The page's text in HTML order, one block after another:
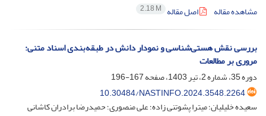
مشاهده مقاله
اصل مقاله 2.18 M
بررسی نقش هستی‌شناسی و نمودار دانش در طبقه‌بندی اسناد متنی:
مروری بر مطالعات
دوره 35، شماره 2، تیر 1403، صفحه
167-196
10.30484/NASTINFO.2024.3548.2264
سعیده خلیلیان؛ میترا پشوتنی زاده؛ علی منصوری؛ حمیدرضا برادران کاشانی